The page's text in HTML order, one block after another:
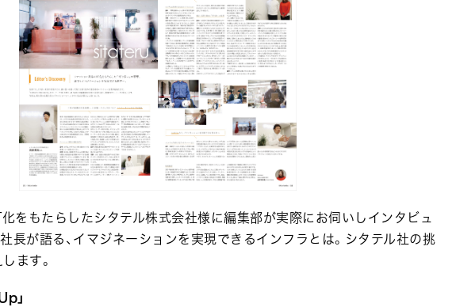
をもたらしたシタテル株式会社様に編集部が実際にお伺いしインタビュ
長が語る、イマジネーションを実現できるインフラとは。シタテル社の挑
ます。
」